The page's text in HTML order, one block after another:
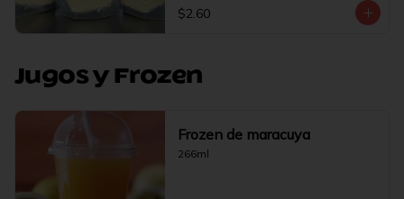
$2.60
Jugos y Frozen
Frozen de maracuya
266ml